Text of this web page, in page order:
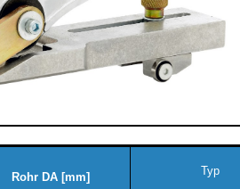
Rohr DA [mm] Typ